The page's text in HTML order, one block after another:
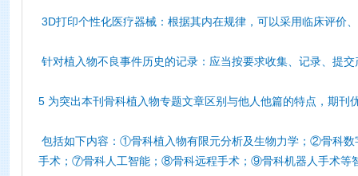
3D打印个性化医疗器械：根据其内在规律，可以采用临床评价
针对植入物不良事件历史的记录：应当按要求收集、记录、提
5 为突出本刊骨科植入物专题文章区别与他人他篇的特点，期
包括如下内容：①骨科植入物有限元分析及生物力学；②骨科
手术；⑦骨科人工智能；⑧骨科远程手术；⑨骨科机器人手术等